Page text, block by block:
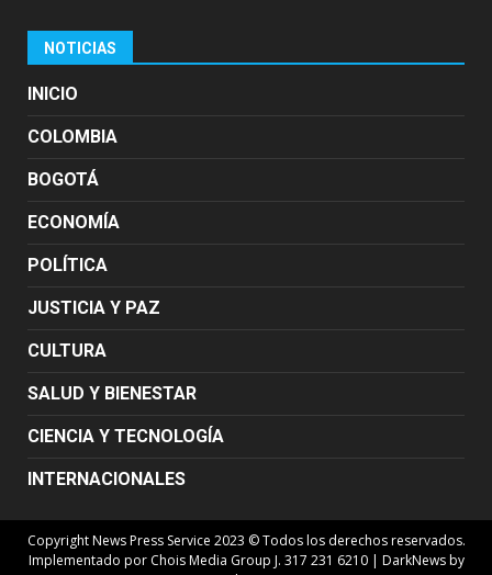
NOTICIAS
INICIO
COLOMBIA
BOGOTÁ
ECONOMÍA
POLÍTICA
JUSTICIA Y PAZ
CULTURA
SALUD Y BIENESTAR
CIENCIA Y TECNOLOGÍA
INTERNACIONALES
Copyright News Press Service 2023 © Todos los derechos reservados.
Implementado por Chois Media Group J. 317 231 6210 | DarkNewsby